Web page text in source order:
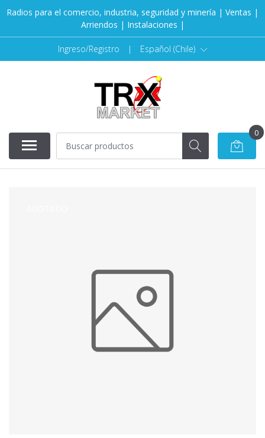
Radios para el comercio, industria, seguridad y minería | Ventas |
Arriendos | Instalaciones |
Ingreso/Registro | Español (Chile)
0